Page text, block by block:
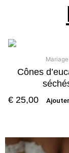
Mariage
Cônes
€ 25,00